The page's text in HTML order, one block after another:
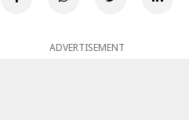
ADVERTISEMENT